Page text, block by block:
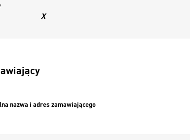
X
nazwa i adres zamawiającego